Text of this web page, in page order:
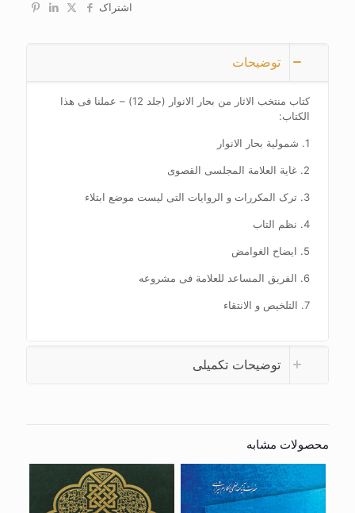
اشتراک
توضیحات
کتاب منتخب الاثار من بحار الانوار (جلد 12) – عملنا فی هذا
الکتاب:
1. شمولیة بحار الانوار
2. غایة العلامة المجلسی القصوی
3. ترک المکررات و الروایات التی لیست موضع ابتلاء
4. نظم التاب
5. ایضاح الغوامض
6. الفریق المساعد للعلامة فی مشروعه
7. التلخیص و الانتقاء
توضیحات تکمیلی
محصولات مشابه